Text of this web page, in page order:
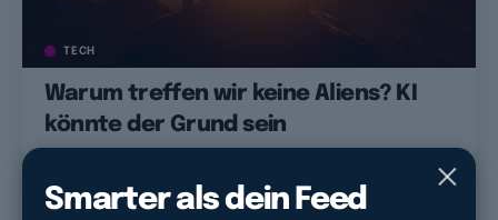
Smarter als dein Feed
TECH
Warum treffen wir keine Aliens? KI
könnte der Grund sein